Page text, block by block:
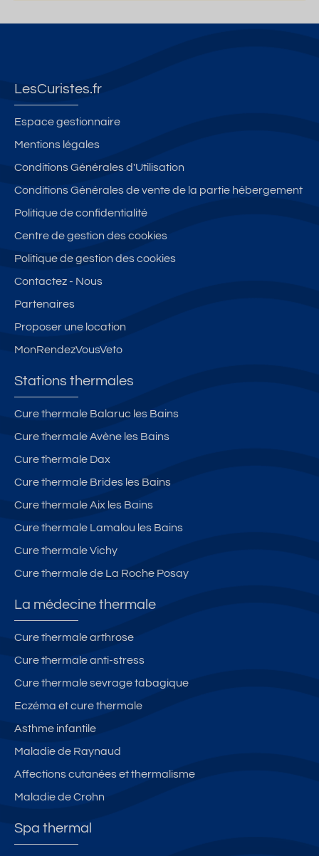
LesCuristes.fr
Espace gestionnaire
Mentions légales
Conditions Générales d'Utilisation
Conditions Générales de vente de la partie hébergement
Politique de confidentialité
Centre de gestion des cookies
Politique de gestion des cookies
Contactez - Nous
Partenaires
Proposer une location
MonRendezVousVeto
Stations thermales
Cure thermale Balaruc les Bains
Cure thermale Avène les Bains
Cure thermale Dax
Cure thermale Brides les Bains
Cure thermale Aix les Bains
Cure thermale Lamalou les Bains
Cure thermale Vichy
Cure thermale de La Roche Posay
La médecine thermale
Cure thermale arthrose
Cure thermale anti-stress
Cure thermale sevrage tabagique
Eczéma et cure thermale
Asthme infantile
Maladie de Raynaud
Affections cutanées et thermalisme
Maladie de Crohn
Spa thermal